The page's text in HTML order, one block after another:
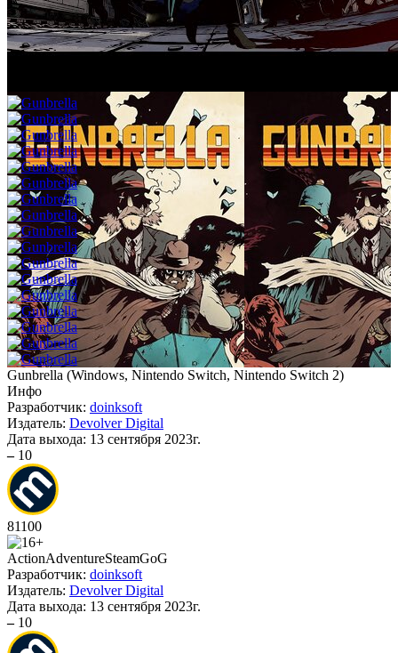
Gunbrella (Windows, Nintendo Switch, Nintendo Switch 2)
Инфо
Разработчик: doinksoft
Издатель: Devolver Digital
Дата выхода: 13 сентября 2023г.
– 10
81100
ActionAdventureSteamGoG
Разработчик: doinksoft
Издатель: Devolver Digital
Дата выхода: 13 сентября 2023г.
– 10